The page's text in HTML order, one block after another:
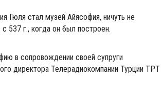
Гюля стал музей Айясофия, ничуть не
537 г., когда он был построен.
в сопровождении своей супруги
директора Телерадиокомпании Турции ТРТ